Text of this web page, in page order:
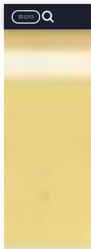
היכנסו